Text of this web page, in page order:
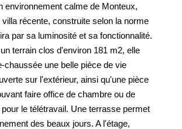
NOS ACTUALITÉS
DE CONFIDENTIALITÉ
DES COOKIES
LÉGALES
environnement calme de Monteux,
récente, construite selon la norme
par sa luminosité et sa fonctionnalité.
terrain clos d'environ 181 m2, elle
chaussée une belle pièce de vie
sur l'extérieur, ainsi qu'une pièce
faire office de chambre ou de
pour le télétravail. Une terrasse permet
des beaux jours. A l'étage,